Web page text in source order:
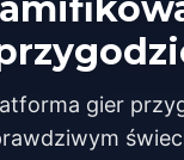
gier